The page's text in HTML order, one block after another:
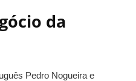
da
Pedro Nogueira e